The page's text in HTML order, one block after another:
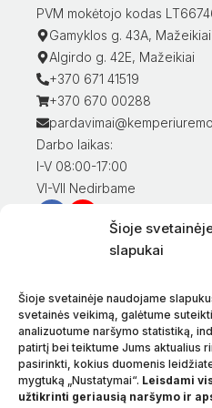
Šioje
slapukai
Šioje svetainėje naudojame
svetainės veikimą, galėtume
analizuotume naršymo statistiką,
patirtį bei teiktume Jums aktualius
pasirinkti, kokius duomenis
mygtuką „Nustatymai“. Leisdami
užtikrinti geriausią naršymo ir
PVM mokėtojo kodas
Gamyklos g. 43A, Mažeikiai
Algirdo g. 42E, Mažeikiai
+370 671 41519
+370 670 00288
Darbo laikas:
I-V 08:00-17:00
VI-VII Nedirbame
Informacija klientams
Prekių pristatymas
Prekių grąžinimas
Sąlygos ir taisyklės
Privatumo politika
Apie mus